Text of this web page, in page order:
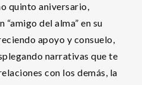
quinto aniversario,
“amigo del alma” en su
apoyo y consuelo,
narrativas que te
con los demás, la